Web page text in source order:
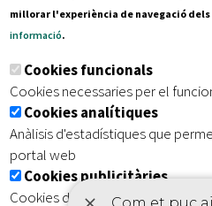
Subscriu-te al nostre
Inici | Avís legal | Protecció
| Accessibilitat
millorar l'experiència de navegació dels
informació.
Cookies funcionals
Cookies necessaries per el
Cookies analítiques
Anàlisis d'estadístiques que
portal web
Cookies publicitàries
Cookies de tercers amb finalitat